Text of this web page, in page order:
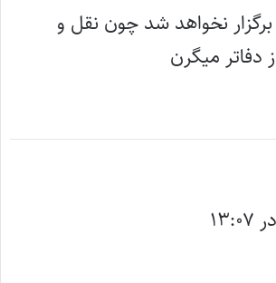
نخواهد شد چون نقل و
دفاتر میگرن